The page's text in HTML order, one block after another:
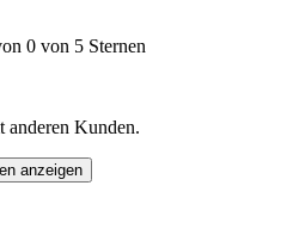
0 von 5 Sternen
anderen Kunden.
anzeigen